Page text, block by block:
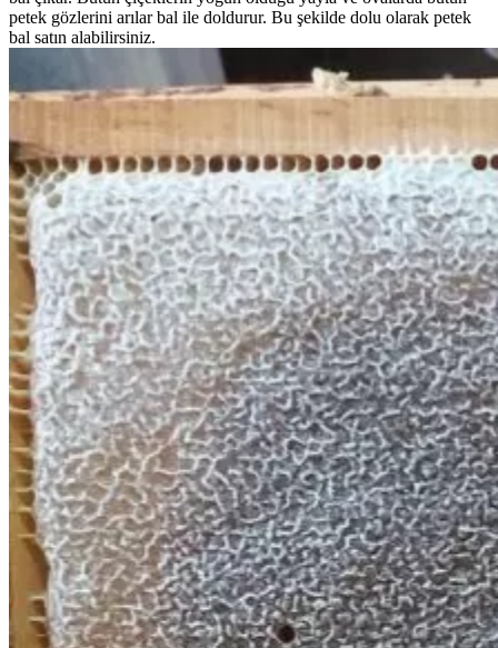
petek gözlerini arılar bal ile doldurur. Bu şekilde dolu olarak petek
bal satın alabilirsiniz.